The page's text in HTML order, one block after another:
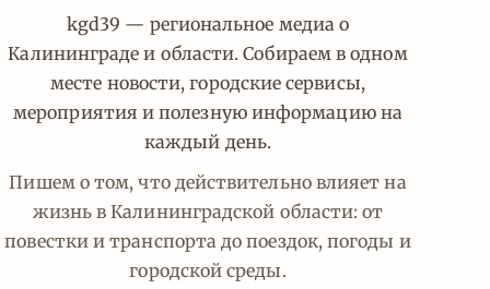
kgd39 — региональное медиа о
Калининграде и области. Собираем в одном
месте новости, городские сервисы,
мероприятия и полезную информацию на
каждый день.
Пишем о том, что действительно влияет на
жизнь в Калининградской области: от
повестки и транспорта до поездок, погоды и
городской среды.